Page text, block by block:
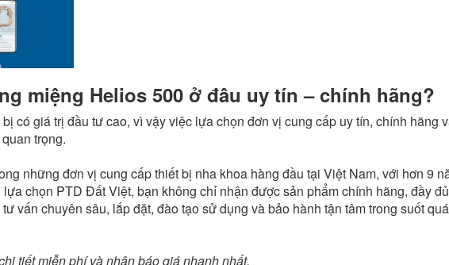
miệng Helios 500 ở đâu uy tín – chính hãng?
có giá trị đầu tư cao, vì vậy việc lựa chọn đơn vị cung cấp uy tín, chính hãng
trọng.
những đơn vị cung cấp thiết bị nha khoa hàng đầu tại Việt Nam, với hơn 9
chọn PTD Đất Việt, bạn không chỉ nhận được sản phẩm chính hãng, đầy đủ
vấn chuyên sâu, lắp đặt, đào tạo sử dụng và bảo hành tận tâm trong suốt quá
tiết miễn phí và nhận báo giá nhanh nhất.